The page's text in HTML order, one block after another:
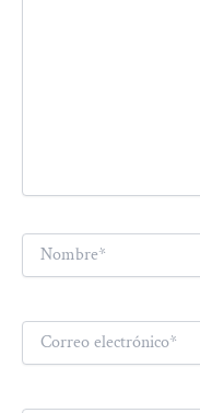
Nombre*
Correo
electrónico*